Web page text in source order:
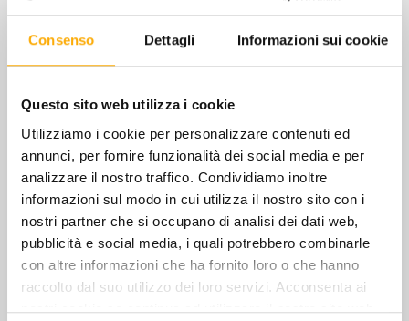
Consenso Dettagli Informazioni sui cookie
Questo sito web utilizza i cookie
Utilizziamo i cookie per personalizzare contenuti ed
annunci, per fornire funzionalità dei social media e per
analizzare il nostro traffico. Condividiamo inoltre
informazioni sul modo in cui utilizza il nostro sito con i
nostri partner che si occupano di analisi dei dati web,
pubblicità e social media, i quali potrebbero combinarle
con altre informazioni che ha fornito loro o che hanno
raccolto dal suo utilizzo dei loro servizi. Acconsenta ai
nostri cookie se continua ad utilizzare il nostro sito web.
4650N T 40 DRALL+GIRAVITE TORX
€13,00+ IVA
4650N T 45 DRALL+GIRAVITE TORX
€16,00+ IVA
4650L N T 20 GIRAVITE TORX 250 mm
12,00 + IVA